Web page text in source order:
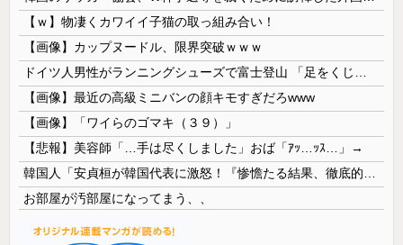
【ｗ】物凄くカワイイ子猫の取っ組み合い！
【画像】カップヌードル、限界突破ｗｗｗ
【画像】最近の高級ミニバンの顔キモすぎだろwww
【画像】「ワイらのゴマキ（３９）」
【悲報】美容師「…手は尽くしました」おば「ｱｯ…ｯｽ…」→
お部屋が汚部屋になってまう、、